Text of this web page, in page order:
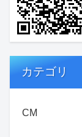
カテゴリ
CM